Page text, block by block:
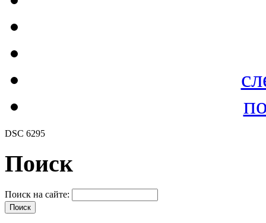
DSC 6295
Поиск
Поиск на сайте: